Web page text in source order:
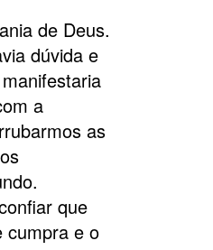
de Deus.
dúvida e
a
as
que
cumpra e o